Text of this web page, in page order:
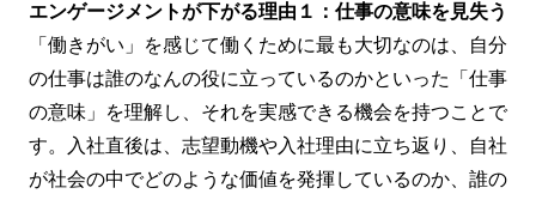
エンゲージメントが下がる理由１：仕事の意味を見失う
「働きがい」を感じて働くために最も大切なのは、自分
の仕事は誰のなんの役に立っているのかといった「仕事
の意味」を理解し、それを実感できる機会を持つことで
す。入社直後は、志望動機や入社理由に立ち返り、自社
が社会の中でどのような価値を発揮しているのか、誰の